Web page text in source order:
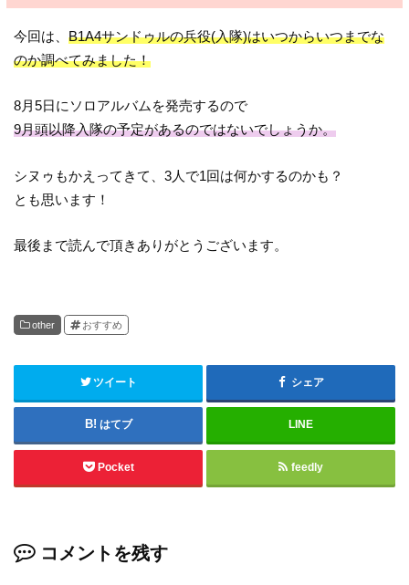
今回は、B1A4サンドゥルの兵役(入隊)はいつからいつまでな
のか調べてみました！
8月5日にソロアルバムを発売するので
9月頭以降入隊の予定があるのではないでしょうか。
シヌゥもかえってきて、3人で1回は何かするのかも？
とも思います！
最後まで読んで頂きありがとうございます。
other おすすめ
ツイート シェア
はてブ LINE
Pocket feedly
コメントを残す